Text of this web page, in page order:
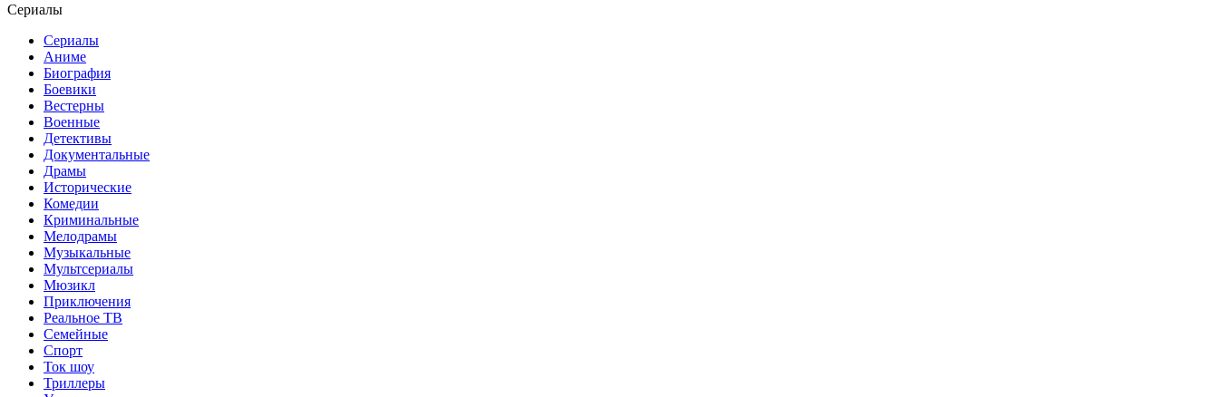
Сериалы
Сериалы
Аниме
Биография
Боевики
Вестерны
Военные
Детективы
Документальные
Драмы
Исторические
Комедии
Криминальные
Мелодрамы
Музыкальные
Мультсериалы
Мюзикл
Приключения
Реальное ТВ
Семейные
Спорт
Ток шоу
Триллеры